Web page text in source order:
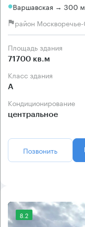
Варшавская → 300 м
район
Площадь здания
71700 кв.м
Класс здания
А
Кондиционирование
центральное
Позвонить
8.2